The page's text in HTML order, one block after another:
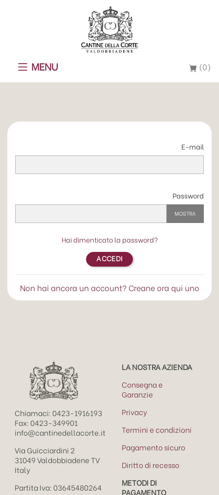
MENU (0)
E-mail
Password
MOSTRA
Hai dimenticato la password?
ACCEDI
Non hai ancora un account? Creane ora qui uno
Chiamaci: 0423-1916193
Fax: 0423-349901
info@cantinedellacorte.it
Via Guicciardini 2
31049 Valdobbiadene TV
Italy
Partita Iva: 03645480264
LA NOSTRA AZIENDA
Consegna e
Garanzie
Privacy
Termini e condizioni
Pagamento sicuro
Diritto di recesso
METODI DI
PAGAMENTO